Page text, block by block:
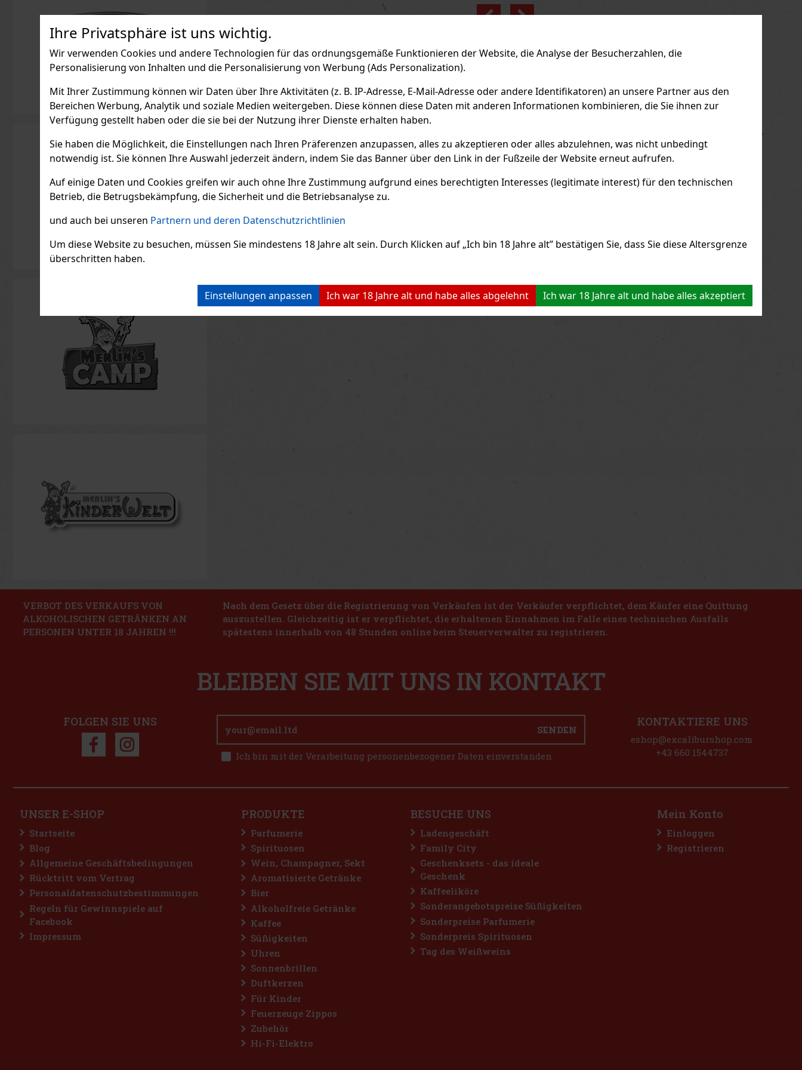
Ihre Privatsphäre ist uns wichtig.
Wir verwenden Cookies und andere Technologien für das ordnungsgemäße Funktionieren der Website, die Analyse der Besucherzahlen, die
Personalisierung von Inhalten und die Personalisierung von Werbung (Ads Personalization).
Mit Ihrer Zustimmung können wir Daten über Ihre Aktivitäten (z. B. IP-Adresse, E-Mail-Adresse oder andere Identifikatoren) an unsere Partner aus den
Bereichen Werbung, Analytik und soziale Medien weitergeben. Diese können diese Daten mit anderen Informationen kombinieren, die Sie ihnen zur
Verfügung gestellt haben oder die sie bei der Nutzung ihrer Dienste erhalten haben.
Sie haben die Möglichkeit, die Einstellungen nach Ihren Präferenzen anzupassen, alles zu akzeptieren oder alles abzulehnen, was nicht unbedingt
notwendig ist. Sie können Ihre Auswahl jederzeit ändern, indem Sie das Banner über den Link in der Fußzeile der Website erneut aufrufen.
Auf einige Daten und Cookies greifen wir auch ohne Ihre Zustimmung aufgrund eines berechtigten Interesses (legitimate interest) für den technischen
Betrieb, die Betrugsbekämpfung, die Sicherheit und die Betriebsanalyse zu.
und auch bei unseren Partnern und deren Datenschutzrichtlinien
Um diese Website zu besuchen, müssen Sie mindestens 18 Jahre alt sein. Durch Klicken auf „Ich bin 18 Jahre alt” bestätigen Sie, dass Sie diese Altersgrenze
überschritten haben.
Einstellungen anpassen Ich war 18 Jahre alt und habe alles abgelehnt Ich war 18 Jahre alt und habe alles akzeptiert
Previous
VERBOT DES VERKAUFS VON
ALKOHOLISCHEN GETRÄNKEN AN
PERSONEN UNTER 18 JAHREN !!!
Nach dem Gesetz über die Registrierung von Verkäufen ist der Verkäufer verpflichtet, dem Käufer eine Quittung
auszustellen. Gleichzeitig ist er verpflichtet, die erhaltenen Einnahmen im Falle eines technischen Ausfalls
spätestens innerhalb von 48 Stunden online beim Steuerverwalter zu registrieren.
BLEIBEN SIE MIT UNS IN KONTAKT
FOLGEN SIE UNS
SENDEN
Ich bin mit der Verarbeitung personenbezogener Daten einverstanden
KONTAKTIERE UNS
eshop@excaliburshop.com
+43 660 1544737
UNSER E-SHOP
Startseite
Blog
Allgemeine Geschäftsbedingungen
Rücktritt vom Vertrag
Personaldatenschutzbestimmungen
Regeln für Gewinnspiele auf
Facebook
Impressum
PRODUKTE
Parfumerie
Spirituosen
Wein, Champagner, Sekt
Aromatisierte Getränke
Bier
Alkoholfreie Getränke
Kaffee
Süßigkeiten
Uhren
Sonnenbrillen
Duftkerzen
Für Kinder
Feuerzeuge Zippos
Zubehör
Hi-Fi-Elektro
BESUCHE UNS
Ladengeschäft
Family City
Geschenksets - das ideale
Geschenk
Kaffeeliköre
Sonderangebotspreise Süßigkeiten
Sonderpreise Parfumerie
Sonderpreis Spirituosen
Tag des Weißweins
Mein Konto
Einloggen
Registrieren